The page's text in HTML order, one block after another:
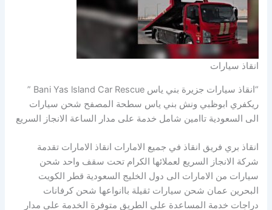
انقاذ سيارات
“انقاذ سيارات جزيرة بني ياس Bani Yas lsland Car Rescue ”
ريكفري ابوظبي ونش بني ياس سطحة المصفح شحن سيارات
الى السعودية تاامين شامل خدمة على مدار الساعة الانجاز السريع
انقاذ بري فريق انقاذ في جميع الامارات انقاذ الامارات تقدمة
شركة الانجاز السريع لعملائها الكرام تحت سقف واحد شحن
سيارات من الامارات الى دول الخليج السعودية قطر الكويت
البحرين عمان شحن سيارات ثقيلة باانواعها شحن كرفانات
دراجات خدمة المساعدة على الطريق متوفرة الخدمة على مدار